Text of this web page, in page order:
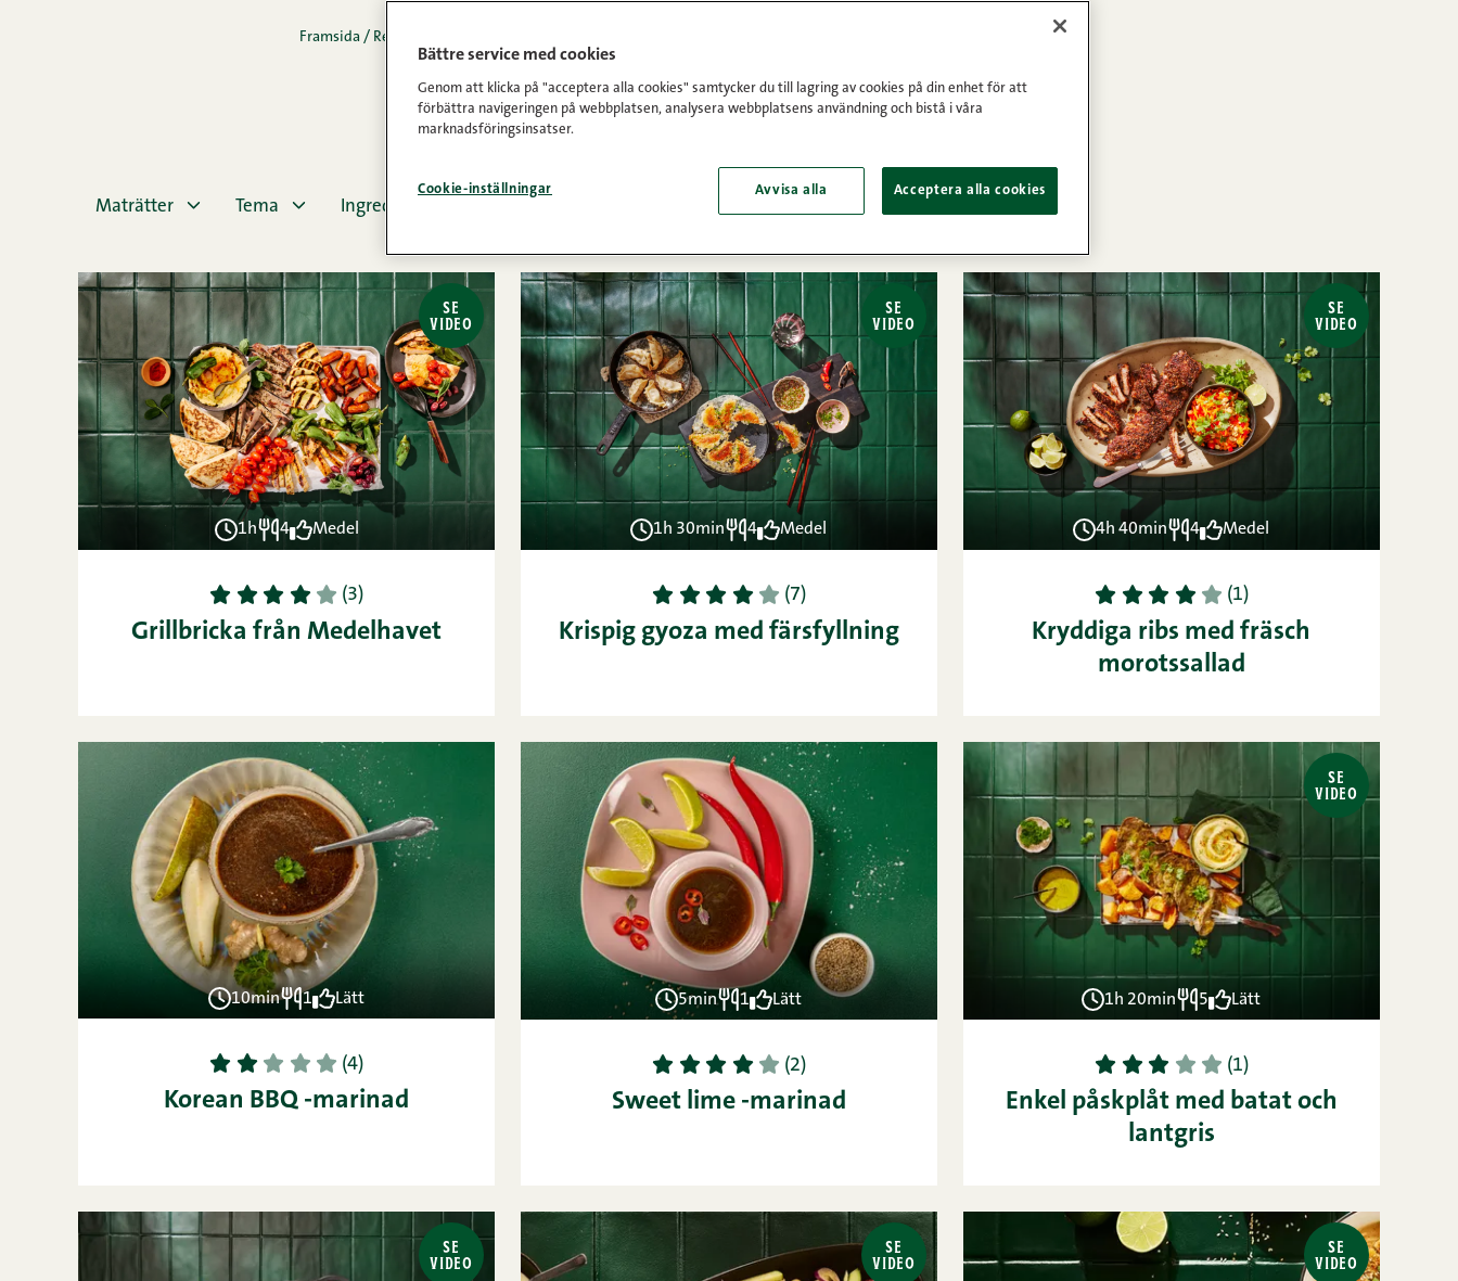
Framsida / Recept
Maträtter Tema Ingredienser
SE
VIDEO
1h 4 Medel
1 2 3 4 5 (3)
Grillbricka från Medelhavet
SE
VIDEO
1h 30min 4 Medel
1 2 3 4 5 (7)
Krispig gyoza med färsfyllning
SE
VIDEO
4h 40min 4 Medel
1 2 3 4 5 (1)
Kryddiga ribs med fräsch
morotssallad
10min 1 Lätt
1 2 3 4 5 (4)
Korean BBQ -marinad
5min 1 Lätt
1 2 3 4 5 (2)
Sweet lime -marinad
SE
VIDEO
1h 20min 5 Lätt
1 2 3 4 5 (1)
Enkel påskplåt med batat och
lantgris
SE
VIDEO
SE
VIDEO
SE
VIDEO
Bättre service med cookies
Genom att klicka på "acceptera alla cookies" samtycker du till lagring av cookies på din enhet för att
förbättra navigeringen på webbplatsen, analysera webbplatsens användning och bistå i våra
marknadsföringsinsatser.
Cookie-inställningar Avvisa alla Acceptera alla cookies